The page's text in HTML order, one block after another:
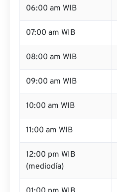
06:00 am WIB
07:00 am WIB
08:00 am WIB
09:00 am WIB
10:00 am WIB
11:00 am WIB
12:00 pm WIB
(mediodía)